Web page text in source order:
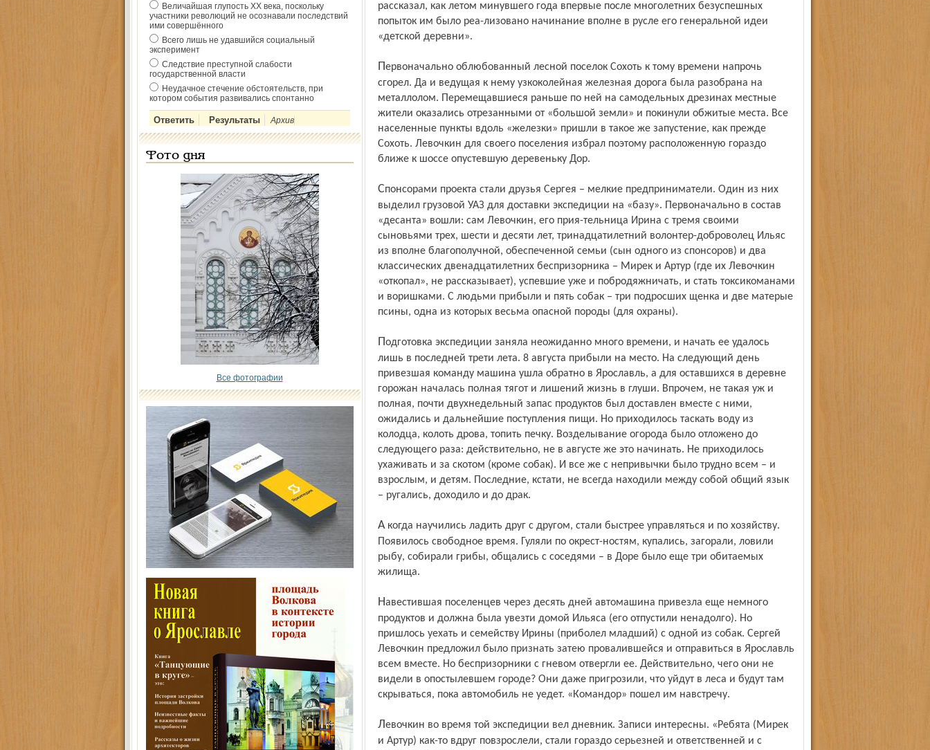
Величайшая глупость ХХ века, поскольку
участники революций не осознавали последствий
ими совершённого
Всего лишь не удавшийся социальный
эксперимент
Следствие преступной слабости
государственной власти
Неудачное стечение обстоятельств, при
котором события развивались спонтанно
Архив
Фото дня
Все фотографии
рассказал, как летом минувшего года впервые после многолетних безуспешных
попыток им было реа-лизовано начинание вполне в русле его генеральной идеи
«детской деревни».
Первоначально облюбованный лесной поселок Сохоть к тому времени напрочь
сгорел. Да и ведущая к нему узкоколейная железная дорога была разобрана на
металлолом. Перемещавшиеся раньше по ней на самодельных дрезинах местные
жители оказались отрезанными от «большой земли» и покинули обжитые места. Все
населенные пункты вдоль «железки» пришли в такое же запустение, как прежде
Сохоть. Левочкин для своего поселения избрал поэтому расположенную гораздо
ближе к шоссе опустевшую деревеньку Дор.
Спонсорами проекта стали друзья Сергея – мелкие предприниматели. Один из них
выделил грузовой УАЗ для доставки экспедиции на «базу». Первоначально в состав
«десанта» вошли: сам Левочкин, его прия-тельница Ирина с тремя своими
сыновьями трех, шести и десяти лет, тринадцатилетний волонтер-доброволец Ильяс
из вполне благополучной, обеспеченной семьи (сын одного из спонсоров) и два
классических двенадцатилетних беспризорника – Мирек и Артур (где их Левочкин
«откопал», не рассказывает), успевшие уже и побродяжничать, и стать токсикоманами
и воришками. С людьми прибыли и пять собак – три подросших щенка и две матерые
псины, одна из которых весьма опасной породы (для охраны).
Подготовка экспедиции заняла неожиданно много времени, и начать ее удалось
лишь в последней трети лета. 8 августа прибыли на место. На следующий день
привезшая команду машина ушла обратно в Ярославль, а для оставшихся в деревне
горожан началась полная тягот и лишений жизнь в глуши. Впрочем, не такая уж и
полная, почти двухнедельный запас продуктов был доставлен вместе с ними,
ожидались и дальнейшие поступления пищи. Но приходилось таскать воду из
колодца, колоть дрова, топить печку. Возделывание огорода было отложено до
следующего раза: действительно, не в августе же это начинать. Не приходилось
ухаживать и за скотом (кроме собак). И все же с непривычки было трудно всем – и
взрослым, и детям. Последние, кстати, не всегда находили между собой общий язык
– ругались, доходило и до драк.
А когда научились ладить друг с другом, стали быстрее управляться и по хозяйству.
Появилось свободное время. Гуляли по окрест-ностям, купались, загорали, ловили
рыбу, собирали грибы, общались с соседями – в Доре было еще три обитаемых
жилища.
Навестившая поселенцев через десять дней автомашина привезла еще немного
продуктов и должна была увезти домой Ильяса (его отпустили ненадолго). Но
пришлось уехать и семейству Ирины (приболел младший) с одной из собак. Сергей
Левочкин предложил было признать затею провалившейся и отправиться в Ярославль
всем вместе. Но беспризорники с гневом отвергли ее. Действительно, чего они не
видели в опостылевшем городе? Они даже пригрозили, что уйдут в леса и будут там
скрываться, пока автомобиль не уедет. «Командор» пошел им навстречу.
Левочкин во время той экспедиции вел дневник. Записи интересны. «Ребята (Мирек
и Артур) как-то вдруг повзрослели, стали гораздо серьезней и ответственней и с